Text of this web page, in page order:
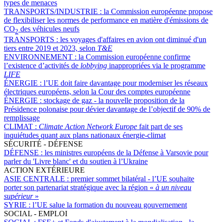
types de menaces
TRANSPORTS/INDUSTRIE : la Commission européenne propose
de flexibiliser les normes de performance en matière d'émissions de
CO2 des véhicules neufs
TRANSPORTS : les voyages d'affaires en avion ont diminué d'un
tiers entre 2019 et 2023, selon T&E
ENVIRONNEMENT : la Commission européenne confirme
l’existence d’activités de lobbying inappropriées via le programme
LIFE
ÉNERGIE : l’UE doit faire davantage pour moderniser les réseaux
électriques européens, selon la Cour des comptes européenne
ÉNERGIE : stockage de gaz - la nouvelle proposition de la
Présidence polonaise pour dévier davantage de l’objectif de 90% de
remplissage
CLIMAT : Climate Action Network Europe fait part de ses
inquiétudes quant aux plans nationaux énergie-climat
SÉCURITÉ - DÉFENSE
DÉFENSE : les ministres européens de la Défense à Varsovie pour
parler du 'Livre blanc' et du soutien à l’Ukraine
ACTION EXTÉRIEURE
ASIE CENTRALE : premier sommet bilatéral - l’UE souhaite
porter son partenariat stratégique avec la région « à un niveau
supérieur»
SYRIE : l’UE salue la formation du nouveau gouvernement
SOCIAL - EMPLOI